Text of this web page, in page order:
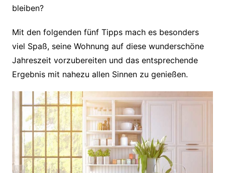
bleiben?
Mit den folgenden fünf Tipps mach es besonders
viel Spaß, seine Wohnung auf diese wunderschöne
Jahreszeit vorzubereiten und das entsprechende
Ergebnis mit nahezu allen Sinnen zu genießen.